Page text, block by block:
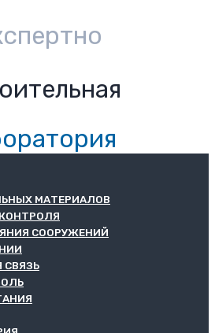
МАТЕРИАЛОВ
СООРУЖЕНИЙ
СВЯЗЬ